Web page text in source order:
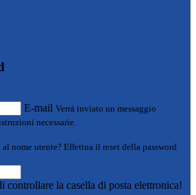
E-mail Verrà inviato un messaggio
necessarie.
nome utente? Effettua il reset della password
controllare la casella di posta elettronica!